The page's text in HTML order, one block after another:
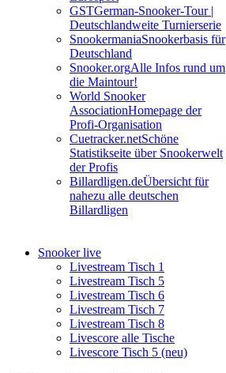
GSTGerman-Snooker-Tour |
Deutschlandweite Turnierserie
SnookermaniaSnookerbasis für
Deutschland
Snooker.orgAlle Infos rund um
die Maintour!
World Snooker
AssociationHomepage der
Profi-Organisation
Cuetracker.netSchöne
Statistikseite über Snookerwelt
der Profis
Billardligen.deÜbersicht für
nahezu alle deutschen
Billardligen
Snooker live
Livestream Tisch 1
Livestream Tisch 5
Livestream Tisch 6
Livestream Tisch 7
Livestream Tisch 8
Livescore alle Tische
Livescore Tisch 5 (neu)